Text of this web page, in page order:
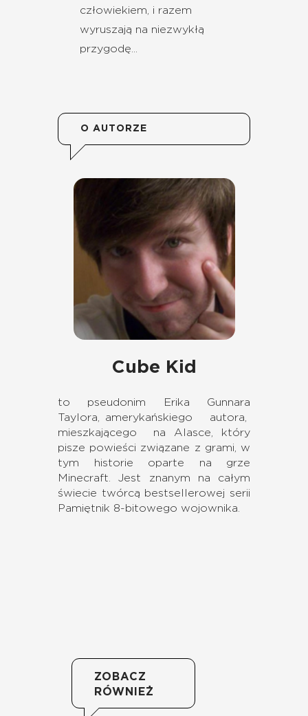
człowiekiem, i razem
wyruszają na niezwykłą
przygodę...
O AUTORZE
Cube Kid
to pseudonim Erika Gunnara
Taylora, amerykańskiego autora,
mieszkającego na Alasce, który
pisze powieści związane z grami, w
tym historie oparte na grze
Minecraft. Jest znanym na całym
świecie twórcą bestsellerowej serii
Pamiętnik 8-bitowego wojownika.
ZOBACZ
RÓWNIEŻ